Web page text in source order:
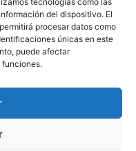
del dispositivo. El
procesar datos como
únicas en este
puede afectar